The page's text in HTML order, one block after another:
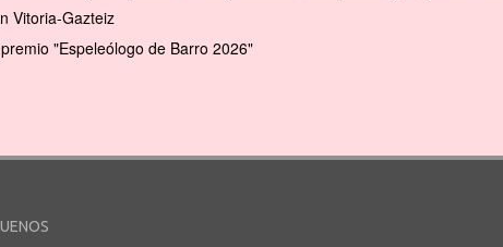
Vitoria-Gazteiz
"Espeleólogo de Barro 2026"